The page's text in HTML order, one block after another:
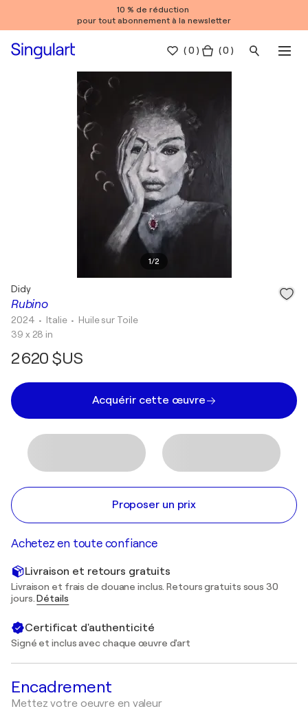
10 % de réduction
pour tout abonnement à la newsletter
(0 ) ( 0 )
1/2
Rubino
Didy
2024 • Italie • Huile sur Toile
39 x 28 in
2 620 $US
Acquérir cette œuvre
Proposer un prix
Achetez en toute confiance
Livraison et retours gratuits
Livraison et frais de douane inclus. Retours gratuits sous 30
jours.Détails
Certificat d'authenticité
Signé et inclus avec chaque œuvre d'art
Encadrement
Mettez votre oeuvre en valeur